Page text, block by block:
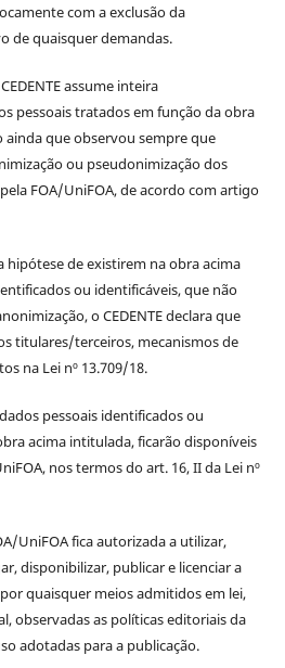
com a exclusão da
de quaisquer demandas.
assume inteira
pessoais tratados em função da obra
que observou sempre que
ou pseudonimização dos
FOA/UniFOA, de acordo com artigo
hipótese de existirem na obra acima
ou identificáveis, que não
o CEDENTE declara que
titulares/terceiros, mecanismos de
na Lei nº 13.709/18.
pessoais identificados ou
acima intitulada, ficarão disponíveis
nos termos do art. 16, II da Lei nº
UniFOA fica autorizada a utilizar,
disponibilizar, publicar e licenciar a
quaisquer meios admitidos em lei,
observadas as políticas editoriais da
adotadas para a publicação.